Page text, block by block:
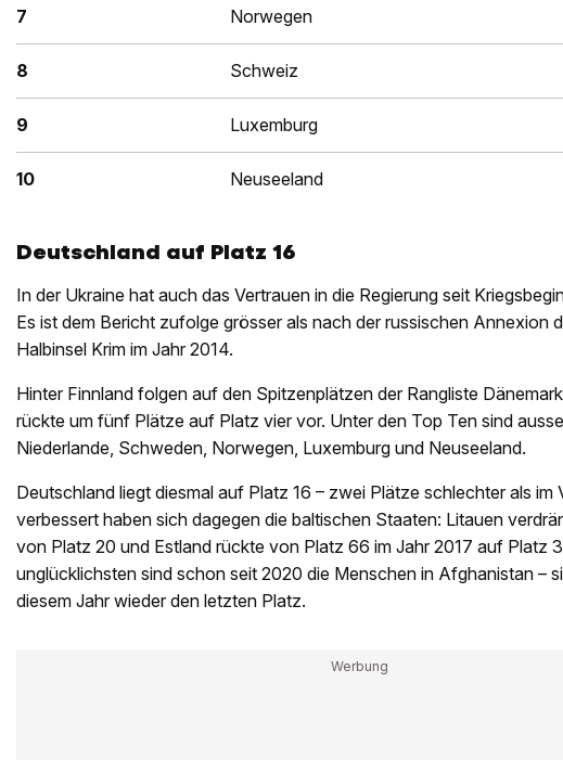
7 Norwegen
8 Schweiz
9 Luxemburg
10 Neuseeland
Deutschland auf Platz 16
In der Ukraine hat auch das Vertrauen in die Regierung seit
Es ist dem Bericht zufolge grösser als nach der russischen Annexion
Halbinsel Krim im Jahr 2014.
Hinter Finnland folgen auf den Spitzenplätzen der Rangliste
rückte um fünf Plätze auf Platz vier vor. Unter den Top Ten sind
Niederlande, Schweden, Norwegen, Luxemburg und Neuseeland.
Deutschland liegt diesmal auf Platz 16 – zwei Plätze schlechter als im
verbessert haben sich dagegen die baltischen Staaten: Litauen
von Platz 20 und Estland rückte von Platz 66 im Jahr 2017 auf Platz
unglücklichsten sind schon seit 2020 die Menschen in Afghanistan –
diesem Jahr wieder den letzten Platz.